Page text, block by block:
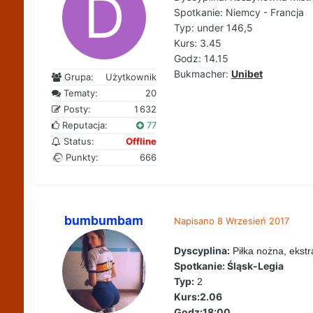
Grupa:
Użytkownik
Tematy:
20
Posty:
1 632
Reputacja:
77
Status:
Offline
Punkty:
666
Spotkanie: Niemcy - Francja
Typ: under 146,5
Kurs: 3.45
Godz: 14.15
Bukmacher: Unibet
bumbumbam Napisano 8 Wrzesień 2017
Dyscyplina:Piłka nożna,
Spotkanie: Śląsk-Legia
Typ:2
Kurs:2.06